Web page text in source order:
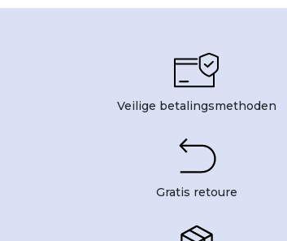
Veilige betalingsmethoden
Gratis retoure